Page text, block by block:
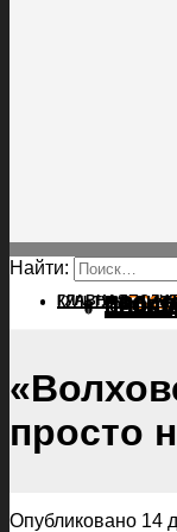
Найти:
ГЛАВНАЯ
КУЛЬТУРАСПОРТ
просто
Опубликовано 14